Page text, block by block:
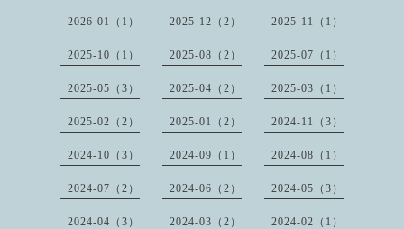
2026-01（1） 2025-12（2） 2025-11（1）
2025-10（1） 2025-08（2） 2025-07（1）
2025-05（3） 2025-04（2） 2025-03（1）
2025-02（2） 2025-01（2） 2024-11（3）
2024-10（3） 2024-09（1） 2024-08（1）
2024-07（2） 2024-06（2） 2024-05（3）
2024-04（3） 2024-03（2） 2024-02（1）